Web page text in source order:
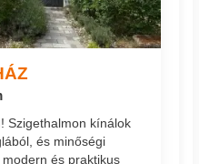
Szigethalmon kínálok
és minőségi
és praktikus